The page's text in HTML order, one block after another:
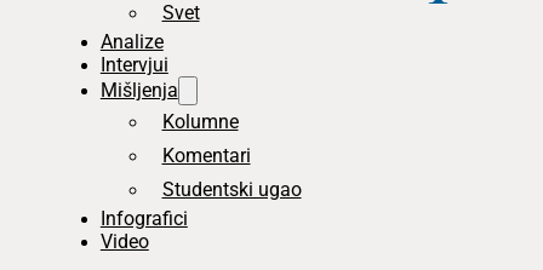
Svet
Analize
Intervjui
Mišljenja
Kolumne
Komentari
Studentski ugao
Infografici
Video